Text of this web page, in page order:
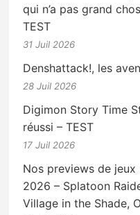
qui n’a pas grand
TEST
31 Juil 2026
Denshattack!, les
28 Juil 2026
Digimon Story Time
réussi – TEST
17 Juil 2026
Nos previews de
2026 – Splatoon
Village in the Shade,